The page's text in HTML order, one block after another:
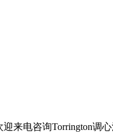
来电咨询Torrington调